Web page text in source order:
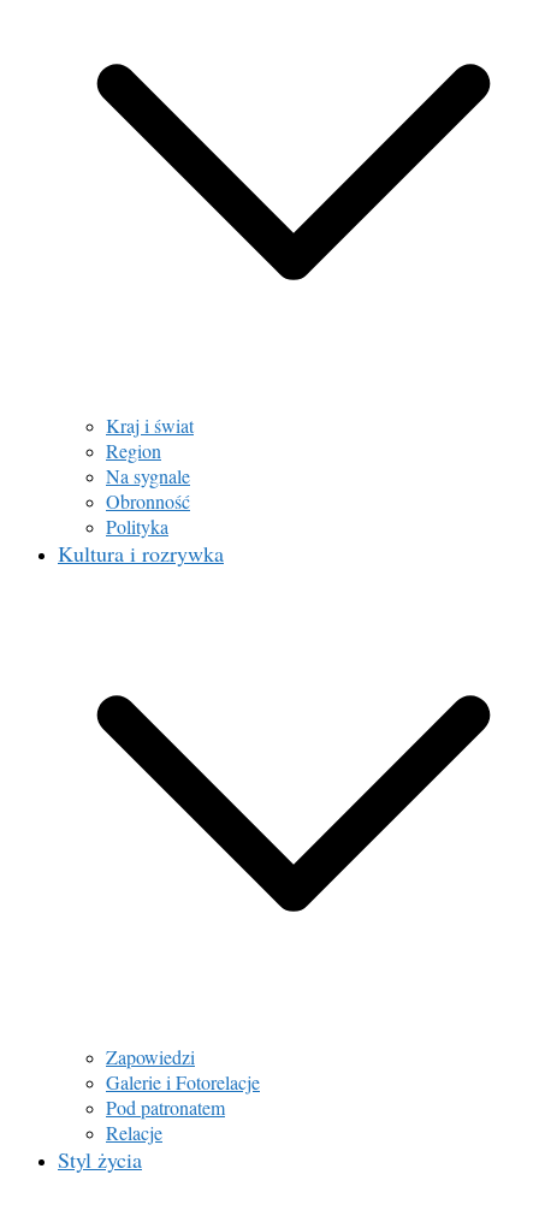
Kraj i świat
Region
Na sygnale
Obronność
Polityka
Kultura i rozrywka
Zapowiedzi
Galerie i Fotorelacje
Pod patronatem
Relacje
Styl życia